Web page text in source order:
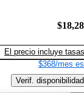
El precio incluye tasas
$368/mes
Verif. disponibilidad